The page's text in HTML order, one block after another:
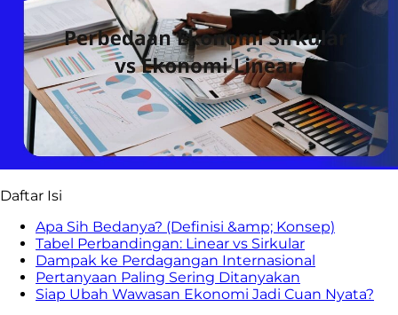
Daftar Isi
Apa Sih Bedanya? (Definisi &amp; Konsep)
Tabel Perbandingan: Linear vs Sirkular
Dampak ke Perdagangan Internasional
Pertanyaan Paling Sering Ditanyakan
Siap Ubah Wawasan Ekonomi Jadi Cuan Nyata?